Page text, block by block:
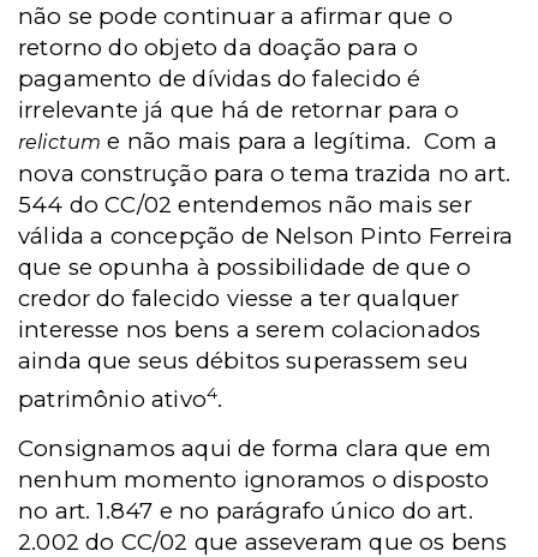
não se pode continuar a afirmar que o
retorno do objeto da doação para o
pagamento de dívidas do falecido é
irrelevante já que há de retornar para o
relictum e não mais para a legítima. Com a
nova construção para o tema trazida no art.
544 do CC/02 entendemos não mais ser
válida a concepção de Nelson Pinto Ferreira
que se opunha à possibilidade de que o
credor do falecido viesse a ter qualquer
interesse nos bens a serem colacionados
ainda que seus débitos superassem seu
patrimônio ativo4.
Consignamos aqui de forma clara que em
nenhum momento ignoramos o disposto
no art. 1.847 e no parágrafo único do art.
2.002 do CC/02 que asseveram que os bens